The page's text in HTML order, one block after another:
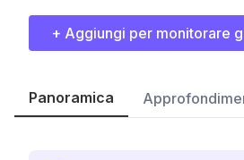
+ Aggiungi per monitorare
Panoramica